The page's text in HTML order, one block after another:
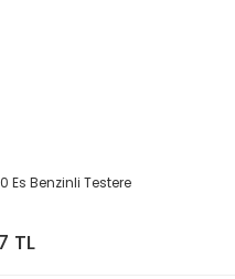
Es Benzinli Testere
TL